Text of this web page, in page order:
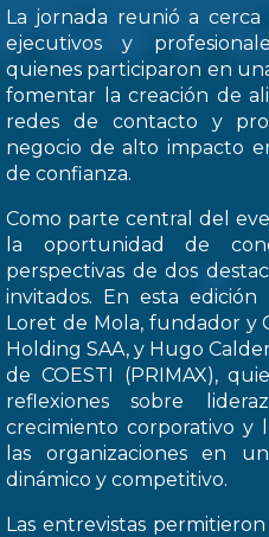
La jornada reunió a cerca
ejecutivos y
quienes participaron en
fomentar la creación de
redes de contacto y
negocio de alto impacto
de confianza.
Como parte central del
la oportunidad de
perspectivas de dos
invitados. En esta edición
Loret de Mola, fundador y
Holding SAA, y Hugo
de COESTI (PRIMAX),
reflexiones sobre
crecimiento corporativo y
las organizaciones en
dinámico y competitivo.
Las entrevistas